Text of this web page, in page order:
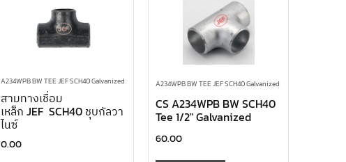
A234WPB BW TEE JEF SCH40 Galvanized
สามทางเชื่อม
เหล็ก JEF SCH40 ชุบกัลวา
ไนซ์
0.00
A234WPB BW TEE JEF SCH40 Galvanized
CS A234WPB BW SCH40
Tee 1/2″ Galvanized
60.00